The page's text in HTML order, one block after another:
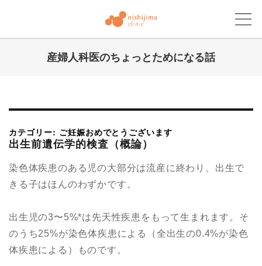
産婦人科医のちょっとためになる話
カテゴリー: ご妊娠おめでとうございます
出生前遺伝学的検査（概論）
染色体疾患のある児の大部分は流産に終わり、出生で
きる子はほんのわずかです。
出生児の3〜5%*は先天性疾患をもって生まれます。そ
のうち25%が染色体疾患による（全出生の0.4%が染色
体疾患による）ものです。